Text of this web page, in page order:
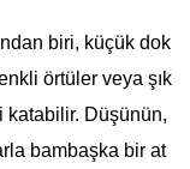
biri, küçük dok
örtüler veya şık
katabilir. Düşünün,
bambaşka bir at